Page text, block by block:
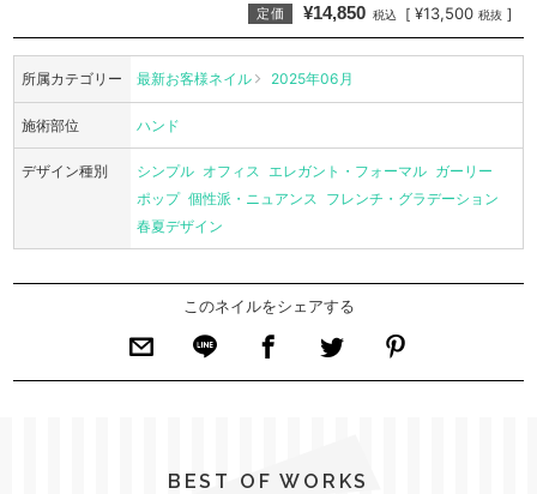
定価 ¥14,850 税込 [ ¥13,500 税抜 ]
所属カテゴリー 最新お客様ネイル 2025年06月
施術部位 ハンド
デザイン種別 シンプル オフィス エレガント・フォーマル ガーリー
ポップ 個性派・ニュアンス フレンチ・グラデーション
春夏デザイン
このネイルをシェアする
BEST OF WORKS